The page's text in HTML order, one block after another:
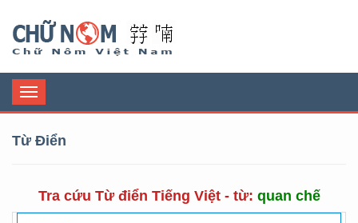
Toggle
navigation
Từ Điển
Tra cứu Từ điển Tiếng Việt - từ: quan chế